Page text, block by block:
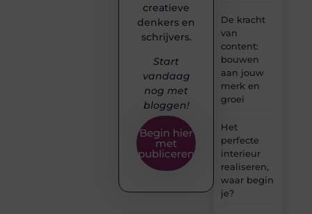
De kracht
van
content:
bouwen
aan jouw
merk en
groei
Het
perfecte
interieur
realiseren,
waar begin
je?
creatieve
denkers en
schrijvers.
Start
vandaag
nog met
bloggen!
Begin hier
met
publiceren